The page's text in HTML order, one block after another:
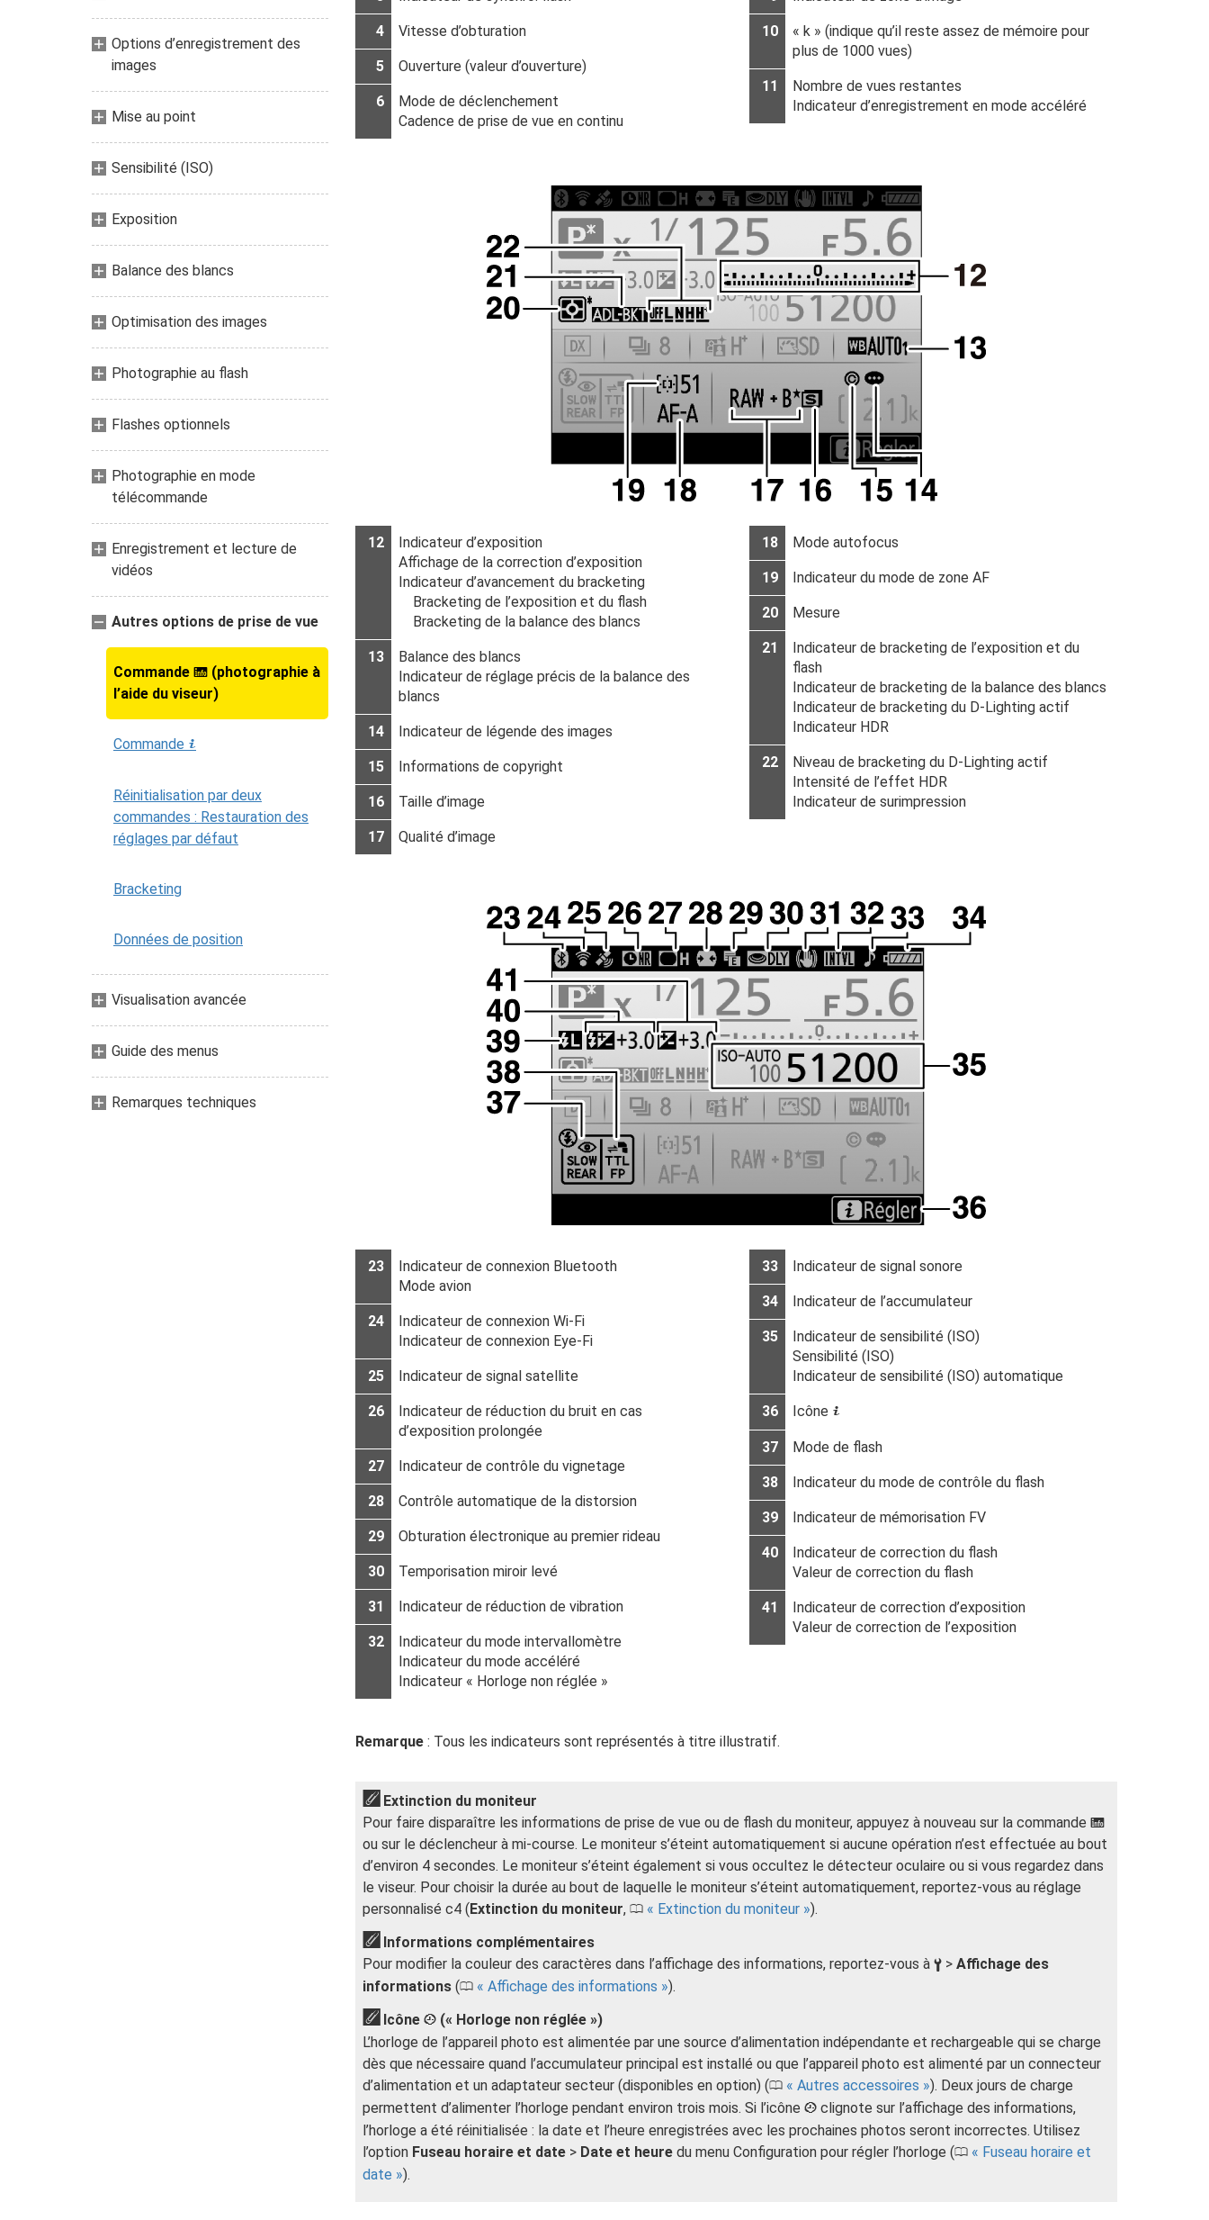
Options d’enregistrement des
images
Mise au point
Sensibilité (ISO)
Exposition
Balance des blancs
Optimisation des images
Photographie au flash
Flashes optionnels
Photographie en mode
télécommande
Enregistrement et lecture de
vidéos
Autres options de prise de vue
Commande R (photographie à
l’aide du viseur)
Commande i
Réinitialisation par deux
commandes : Restauration des
réglages par défaut
Bracketing
Données de position
Visualisation avancée
Guide des menus
Remarques techniques
4 Vitesse d’obturation
5 Ouverture (valeur d’ouverture)
6
Mode de déclenchement
Cadence de prise de vue en continu
10
« k » (indique qu’il reste assez de mémoire pour
plus de 1000 vues)
11
Nombre de vues restantes
Indicateur d’enregistrement en mode accéléré
12
Indicateur d’exposition
Affichage de la correction d’exposition
Indicateur d’avancement du bracketing
Bracketing de l’exposition et du flash
Bracketing de la balance des blancs
13
Balance des blancs
Indicateur de réglage précis de la balance des
blancs
14 Indicateur de légende des images
15 Informations de copyright
16 Taille d’image
17 Qualité d’image
18 Mode autofocus
19 Indicateur du mode de zone AF
20 Mesure
21
Indicateur de bracketing de l’exposition et du
flash
Indicateur de bracketing de la balance des blancs
Indicateur de bracketing du D-Lighting actif
Indicateur HDR
22
Niveau de bracketing du D-Lighting actif
Intensité de l’effet HDR
Indicateur de surimpression
23
Indicateur de connexion Bluetooth
Mode avion
24
Indicateur de connexion Wi-Fi
Indicateur de connexion Eye-Fi
25 Indicateur de signal satellite
26
Indicateur de réduction du bruit en cas
d’exposition prolongée
27 Indicateur de contrôle du vignetage
28 Contrôle automatique de la distorsion
29 Obturation électronique au premier rideau
30 Temporisation miroir levé
31 Indicateur de réduction de vibration
32
Indicateur du mode intervallomètre
Indicateur du mode accéléré
Indicateur « Horloge non réglée »
33 Indicateur de signal sonore
34 Indicateur de l’accumulateur
35
Indicateur de sensibilité (ISO)
Sensibilité (ISO)
Indicateur de sensibilité (ISO) automatique
36 Icône i
37 Mode de flash
38 Indicateur du mode de contrôle du flash
39 Indicateur de mémorisation FV
40
Indicateur de correction du flash
Valeur de correction du flash
41
Indicateur de correction d’exposition
Valeur de correction de l’exposition
Remarque: Tous les indicateurs sont représentés à titre illustratif.
Extinction du moniteur
Pour faire disparaître les informations de prise de vue ou de flash du moniteur, appuyez à nouveau sur la commande R
ou sur le déclencheur à mi-course. Le moniteur s’éteint automatiquement si aucune opération n’est effectuée au bout
d’environ 4 secondes. Le moniteur s’éteint également si vous occultez le détecteur oculaire ou si vous regardez dans
le viseur. Pour choisir la durée au bout de laquelle le moniteur s’éteint automatiquement, reportez-vous au réglage
personnalisé c4 (Extinction du moniteur, 0 Extinction du moniteur
).
Informations complémentaires
Pour modifier la couleur des caractères dans l’affichage des informations, reportez-vous à B> Affichage des
informations(0 Affichage des informations
).
Icône Y(« Horloge non réglée »)
L’horloge de l’appareil photo est alimentée par une source d’alimentation indépendante et rechargeable qui se charge
dès que nécessaire quand l’accumulateur principal est installé ou que l’appareil photo est alimenté par un connecteur
d’alimentation et un adaptateur secteur (disponibles en option) (0 Autres accessoires
). Deux jours de charge
permettent d’alimenter l’horloge pendant environ trois mois. Si l’icône Yclignote sur l’affichage des informations,
l’horloge a été réinitialisée : la date et l’heure enregistrées avec les prochaines photos seront incorrectes. Utilisez
l’option Fuseau horaire et date> Date et heuredu menu Configuration pour régler l’horloge (0
Fuseau horaire et
date
).